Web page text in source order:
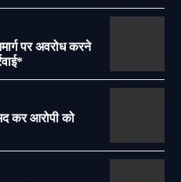
पर अवरोध करने
कर आरोपी को